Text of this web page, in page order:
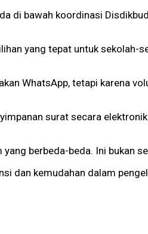
di bawah koordinasi
yang tepat untuk
WhatsApp, tetapi karena
surat secara
berbeda-beda. Ini bukan
dan kemudahan dalam